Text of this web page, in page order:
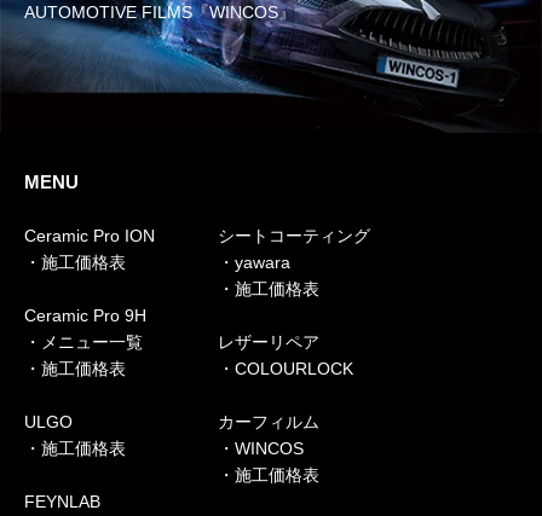
AUTOMOTIVE FILMS『WINCOS』
MENU
Ceramic Pro ION
・施工価格表
Ceramic Pro 9H
・メニュー一覧
・施工価格表
ULGO
・施工価格表
FEYNLAB
シートコーティング
・yawara
・施工価格表
レザーリペア
・COLOURLOCK
カーフィルム
・WINCOS
・施工価格表